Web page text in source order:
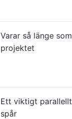
Varar så länge som
projektet
Ett viktigt parallellt
spår